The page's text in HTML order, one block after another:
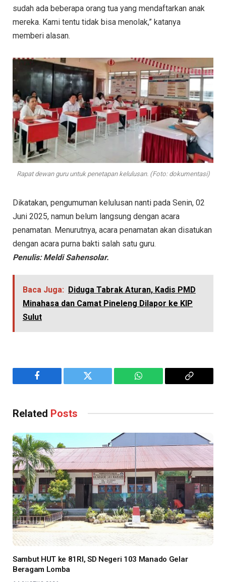
sudah ada beberapa orang tua yang mendaftarkan anak
mereka. Kami tentu tidak bisa menolak,” katanya
memberi alasan.
Rapat dewan guru untuk penetapan kelulusan. (Foto: dokumentasi)
Dikatakan, pengumuman kelulusan nanti pada Senin, 02
Juni 2025, namun belum langsung dengan acara
penamatan. Menurutnya, acara penamatan akan disatukan
dengan acara purna bakti salah satu guru.
Penulis: Meldi Sahensolar.
Baca Juga: Diduga Tabrak Aturan, Kadis PMD
Minahasa dan Camat Pineleng Dilapor ke KIP
Sulut
Facebook Twitter WhatsApp
Copy
Related Posts
Sambut HUT ke 81RI, SD Negeri 103 Manado Gelar
Beragam Lomba